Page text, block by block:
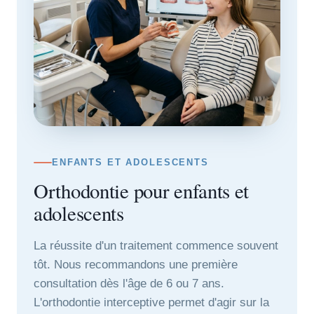
ENFANTS ET ADOLESCENTS
Orthodontie pour enfants et
adolescents
La réussite d'un traitement commence souvent
tôt. Nous recommandons une première
consultation dès l'âge de 6 ou 7 ans.
L'orthodontie interceptive permet d'agir sur la